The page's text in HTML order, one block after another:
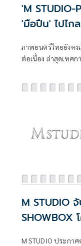
'M
'มือปืน' ไปไก
ภาพยนตร์ไทยยังคง
ต่อเนื่อง ล่าสุดเทศก
เข้าฉายในสายประก
ตัดสินจากคะแนนโ
M STUDIO
SHOWBOX
ภาพยนตร์ไท
M STUDIO ประกา